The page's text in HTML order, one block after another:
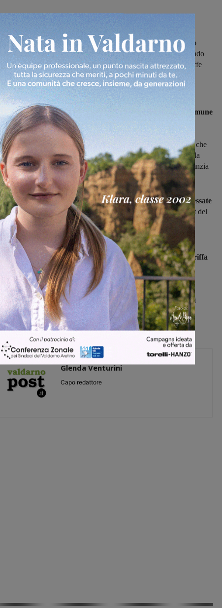
di Reggello, grazie ai contributi del Miur a cui ha avuto
con un progetto presentato dalla Regione, ha aperto il bando
l’erogazione del contributo finalizzato alla riduzione delle tariffe
nido per le famiglie
pubblicato il bando per l’erogazione dei contributi
alla riduzione delle tariffe dei nidi d’infanzia nel comune
chi fosse interessato, può presentare domanda entro
19 aprile. Un bando reso possibile grazie al fatto che il
ha aderito al progetto presentato dalla Regione Toscana, che
permesso di beneficiare del contributo del MIUR finalizzato alla
delle tariffe per la frequenza nei servizi per la prima infanzia
sostegno e potenziamento dei servizi alla prima infanzia.
richiedere l’assegnazione del contributo, le famiglie interessate
compilare l’apposito moduloscaricabile sul sito internet del
insieme a copia di un documento valido di identità, e
entro il 19 aprile all’Ufficio Protocollo del Comune.
somma del rimborso alle famiglie per la riduzione della tariffa
calcolato prevendendo una percentuale uguale per tutti,
in misura proporzionale rispetto alla retta corrisposta
mese di frequenza precedente alla presentazione della
Per informazioni è possibile contattare il Settore Servizi
culturali e del territorio del comune di Reggello
Tel. 055.8669273-361).
Glenda Venturini
Capo redattore